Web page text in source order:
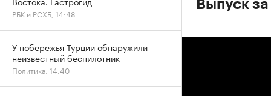
Выпуск
РБК и РСХБ, 14:48
У побережья Турции обнаружили
неизвестный беспилотник
Политика, 14:40